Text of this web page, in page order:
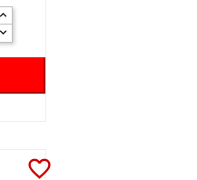
favorite_border